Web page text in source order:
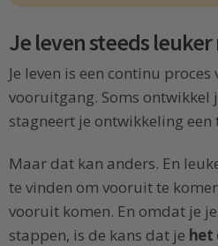
Je leven steeds
Je leven is een continu
vooruitgang. Soms ontwikkel
stagneert je ontwikkeling een
Maar dat kan anders. En
te vinden om vooruit te
vooruit komen. En omdat je
stappen, is de kans dat je het